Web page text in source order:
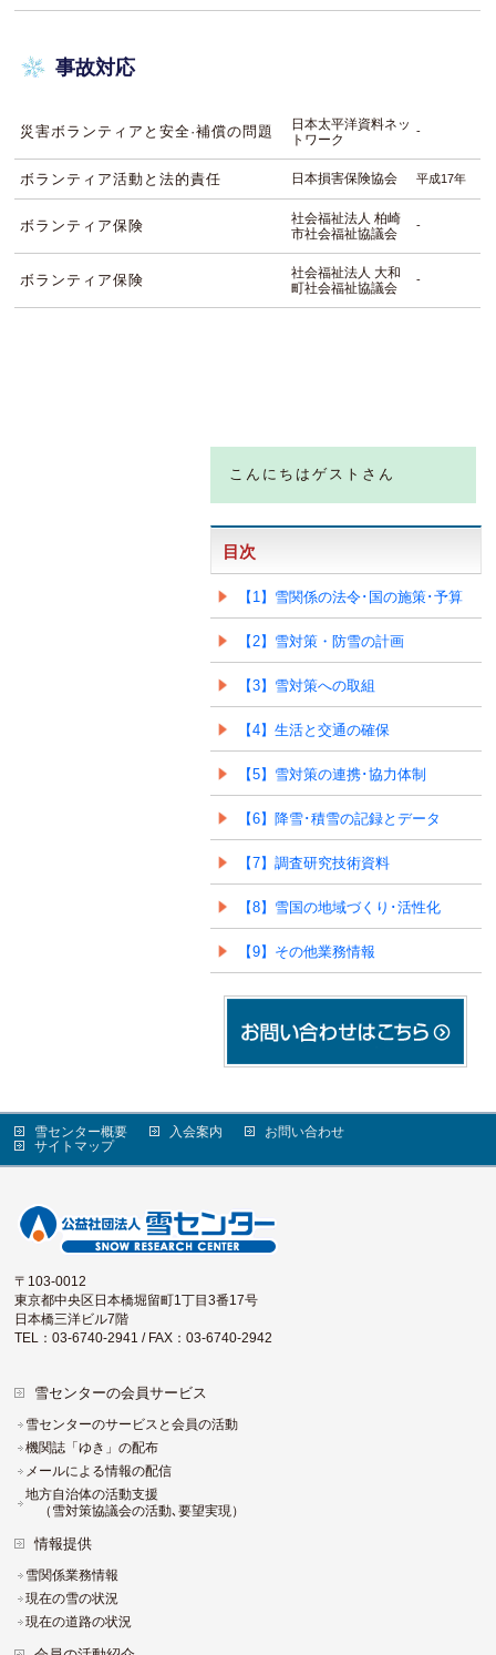
事故対応
災害ボランティアと安全·補償の問題
日本太平洋資料ネッ
トワーク
-
ボランティア活動と法的責任 日本損害保険協会 平成17年
ボランティア保険
社会福祉法人 柏崎
市社会福祉協議会
-
ボランティア保険
社会福祉法人 大和
町社会福祉協議会
-
こんにちはゲストさん
目次
【1】雪関係の法令･国の施策･予算
【2】雪対策・防雪の計画
【3】雪対策への取組
【4】生活と交通の確保
【5】雪対策の連携･協力体制
【6】降雪･積雪の記録とデータ
【7】調査研究技術資料
【8】雪国の地域づくり･活性化
【9】その他業務情報
雪センター概要 入会案内
お問い合わせ
サイトマップ
〒103-0012
東京都中央区日本橋堀留町1丁目3番17号
日本橋三洋ビル7階
TEL：03-6740-2941 / FAX：03-6740-2942
雪センターの会員サービス
雪センターのサービスと会員の活動
機関誌「ゆき」の配布
メールによる情報の配信
地方自治体の活動支援
（雪対策協議会の活動､要望実現）
情報提供
雪関係業務情報
現在の雪の状況
現在の道路の状況